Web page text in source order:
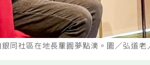
同社區在地長輩圓夢點滴。圖／弘道老